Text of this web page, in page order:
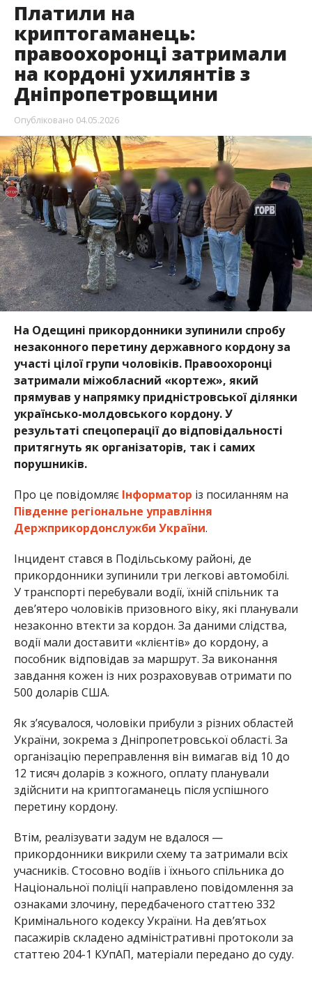
Платили на
криптогаманець:
правоохоронці затримали
на кордоні ухилянтів з
Дніпропетровщини
Опубліковано 04.05.2026
На Одещині прикордонники зупинили спробу
незаконного перетину державного кордону за
участі цілої групи чоловіків. Правоохоронці
затримали міжобласний «кортеж», який
прямував у напрямку придністровської ділянки
українсько-молдовського кордону. У
результаті спецоперації до відповідальності
притягнуть як організаторів, так і самих
порушників.
Про це повідомляє Інформатор із посиланням на
Південне регіональне управління
Держприкордонслужби України.
Інцидент стався в Подільському районі, де
прикордонники зупинили три легкові автомобілі.
У транспорті перебували водії, їхній спільник та
дев’ятеро чоловіків призовного віку, які планували
незаконно втекти за кордон. За даними слідства,
водії мали доставити «клієнтів» до кордону, а
пособник відповідав за маршрут. За виконання
завдання кожен із них розраховував отримати по
500 доларів США.
Як з’ясувалося, чоловіки прибули з різних областей
України, зокрема з Дніпропетровської області. За
організацію переправлення він вимагав від 10 до
12 тисяч доларів з кожного, оплату планували
здійснити на криптогаманець після успішного
перетину кордону.
Втім, реалізувати задум не вдалося —
прикордонники викрили схему та затримали всіх
учасників. Стосовно водіїв і їхнього спільника до
Національної поліції направлено повідомлення за
ознаками злочину, передбаченого статтею 332
Кримінального кодексу України. На дев’ятьох
пасажирів складено адміністративні протоколи за
статтею 204-1 КУпАП, матеріали передано до суду.